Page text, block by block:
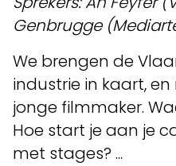
Genbrugge
We brengen de
industrie in kaart,
jonge filmmaker.
Hoe start je aan je
met stages? ...